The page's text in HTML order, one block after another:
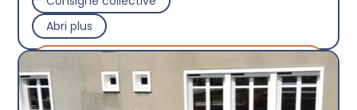
Abri plus